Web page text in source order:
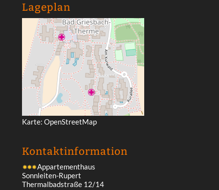
Lageplan
Karte: OpenStreetMap
Kontakt­information
Appartementhaus
Sonnleiten-Rupert
Thermalbadstraße 12/14